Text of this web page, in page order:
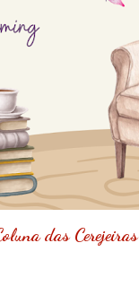
das Cerejeiras